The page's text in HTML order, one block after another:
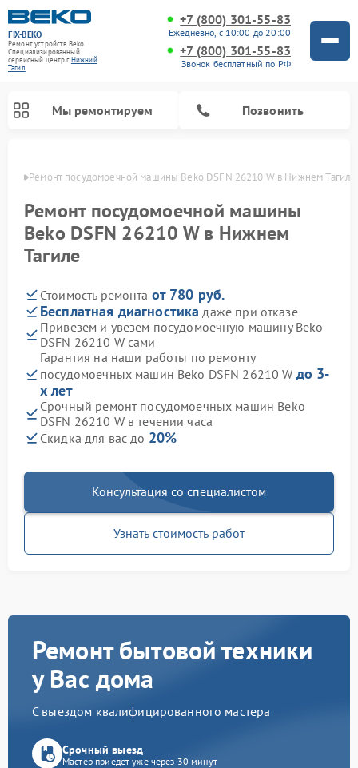
FIX-BEKO
Ремонт устройств Beko
Специализированный
cервисный центр г.Нижний
Тагил
+7 (800) 301-55-83
Ежедневно, с 10:00 до 20:00
+7 (800) 301-55-83
Звонок бесплатный по РФ
Мы ремонтируем Позвонить
Ремонт посудомоечной машины Beko DSFN 26210 W в Нижнем Тагиле
Ремонт посудомоечной машины
Beko DSFN 26210 W в Нижнем
Тагиле
Стоимость ремонта от 780 руб.
Бесплатная диагностика даже при отказе
Привезем и увезем посудомоечную машину Beko
DSFN 26210 W сами
Гарантия на наши работы по ремонту
посудомоечных машин Beko DSFN 26210 W до 3-
х лет
Срочный ремонт посудомоечных машин Beko
DSFN 26210 W в течении часа
Скидка для вас до 20%
Консультация со специалистом
Узнать стоимость работ
Ремонт бытовой техники
у Вас дома
С выездом квалифицированного мастера
Срочный выезд
Мастер приедет уже через 30 минут